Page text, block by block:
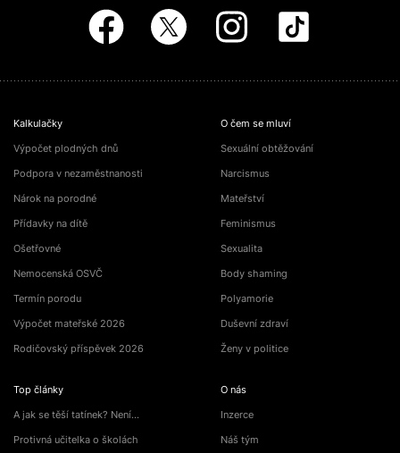
Kalkulačky
Výpočet plodných dnů
Podpora v nezaměstnanosti
Nárok na porodné
Přídavky na dítě
Ošetřovné
Nemocenská OSVČ
Termín porodu
Výpočet mateřské 2026
Rodičovský příspěvek 2026
Top články
A jak se těší tatínek? Není…
Protivná učitelka o školách
O čem se mluví
Sexuální obtěžování
Narcismus
Mateřství
Feminismus
Sexualita
Body shaming
Polyamorie
Duševní zdraví
Ženy v politice
O nás
Inzerce
Náš tým